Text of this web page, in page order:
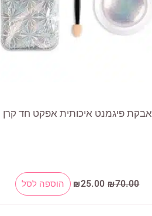
אבקת פיגמנט איכותית אפקט חד קרן
₪70.00
המחיר
המקורי
₪25.00
המחיר
הנוכחי
הוספה לסל